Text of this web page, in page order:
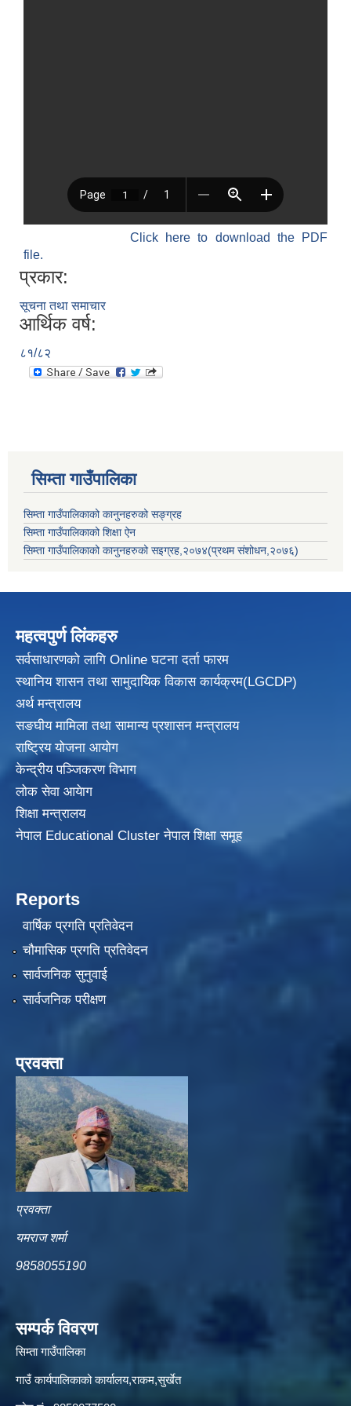
Click here to download the PDF
file.
प्रकार:
सूचना तथा समाचार
आर्थिक वर्ष:
८१/८२
सिम्ता गाउँपालिका
सिम्ता गाउँपालिकाको कानुनहरुको सङ्ग्रह
सिम्ता गाउँपालिकाको शिक्षा ऐन
सिम्ता गाउँपालिकाको कानुनहरुको सइग्रह,२०७४(प्रथम संशोधन,२०७६)
महत्वपुर्ण लिंकहरु
सर्वसाधारणको लागि Online घटना दर्ता फारम
स्थानिय शासन तथा सामुदायिक विकासकार्यक्रम(LGCDP)
अर्थ मन्त्रालय
सङघीय मामिला तथा सामान्य प्रशासन मन्त्रालय
राष्ट्रिय योजना आयोग
केन्द्रीय पञ्जिकरण विभाग
लोक सेवा आयेाग
शिक्षा मन्त्रालय
नेपाल Educational Cluster नेपाल शिक्षा समूह
Reports
वार्षिक प्रगति प्रतिवेदन
चौमासिक प्रगति प्रतिवेदन
सार्वजनिक सुनुवाई
सार्वजनिक परीक्षण
प्रवक्ता
प्रवक्ता
यमराज शर्मा
9858055190
सम्पर्क विवरण
सिम्ता गाउँपालिका
गाउँ कार्यपालिकाको कार्यालय,राकम,सुर्खेत